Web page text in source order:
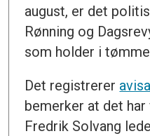
august, er det
Rønning og
som holder i
Det registrerer
bemerker at det
Fredrik Solvang